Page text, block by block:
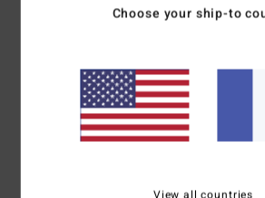
Note moyenne
5.0
basé sur1 avis vérifiés
0% de nos clients
Choose your ship-to
View all countries